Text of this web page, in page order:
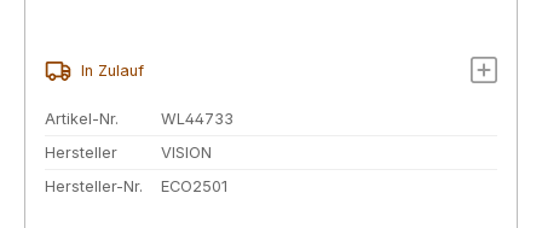
In Zulauf
Artikel-Nr.
WL44733
Hersteller
VISION
Hersteller-Nr.
ECO2501